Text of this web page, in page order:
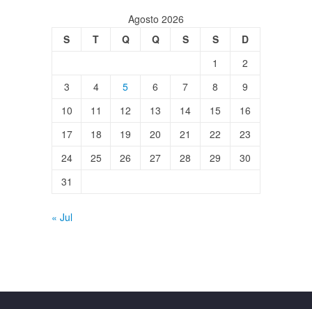
Agosto 2026
S
T Q Q S S
D
1
2
3
4 5 6 7 8
9
10
11 12 13 14 15
16
17
18 19 20 21 22
23
24
25 26 27 28 29
30
31
« Jul